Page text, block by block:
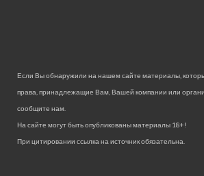
Если Вы обнаружили на нашем сайте материалы,
права, принадлежащие Вам, Вашей компании или
сообщите нам.
На сайте могут быть опубликованы материалы 18+!
При цитировании ссылка на источник обязательна.